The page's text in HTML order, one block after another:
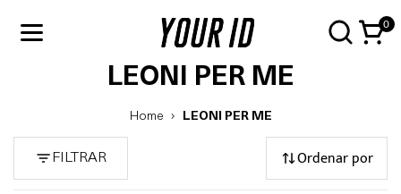
0
LEONI PER ME
Home LEONI PER ME
FILTRAR Ordenar por